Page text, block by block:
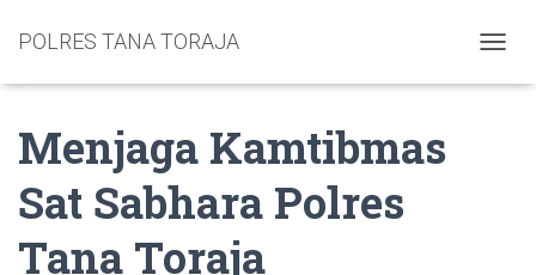
POLRES TANA TORAJA
Menjaga Kamtibmas
Sat Sabhara Polres
Tana Toraja